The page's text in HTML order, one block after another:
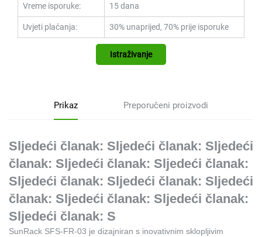
Vreme isporuke: 15 dana
Uvjeti plaćanja: 30% unaprijed, 70% prije isporuke
Istraživanje
Prikaz Preporučeni proizvodi
Sljedeći članak: Sljedeći članak: Sljedeći
članak: Sljedeći članak: Sljedeći članak:
Sljedeći članak: Sljedeći članak: Sljedeći
članak: Sljedeći članak: Sljedeći članak:
Sljedeći članak: S
SunRack SFS-FR-03 je dizajniran s inovativnim sklopljivim